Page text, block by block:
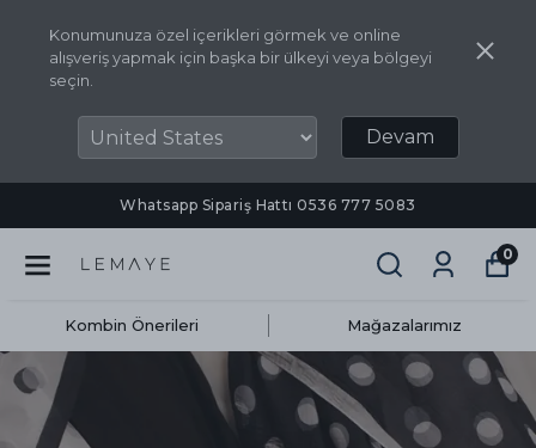
Konumunuza özel içerikleri görmek ve online
alışveriş yapmak için başka bir ülkeyi veya bölgeyi
seçin.
Devam
Whatsapp Sipariş Hattı ‪0536 777 5083‬
0
Kombin Önerileri Mağazalarımız